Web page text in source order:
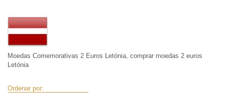
REGISTE-SE
Moedas Comemorativas 2 Euros Letónia, comprar moedas 2 euros
Letónia
Ordenar por: